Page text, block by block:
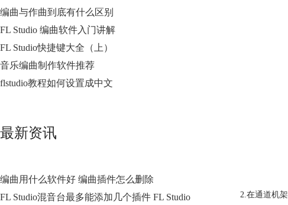
编曲与作曲到底有什么区别
FL Studio 编曲软件入门讲解
FL Studio快捷键大全（上）
音乐编曲制作软件推荐
flstudio教程如何设置成中文
最新资讯
编曲用什么软件好 编曲插件怎么删除
FL Studio混音台最多能添加几个插件 FL Studio
2.在通道机架